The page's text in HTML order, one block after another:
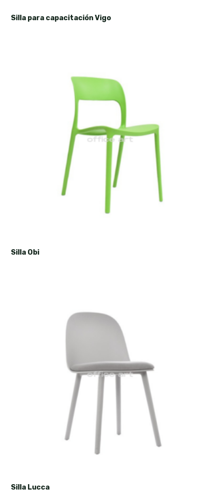
Silla para capacitación Vigo
Silla Obi
Silla Lucca